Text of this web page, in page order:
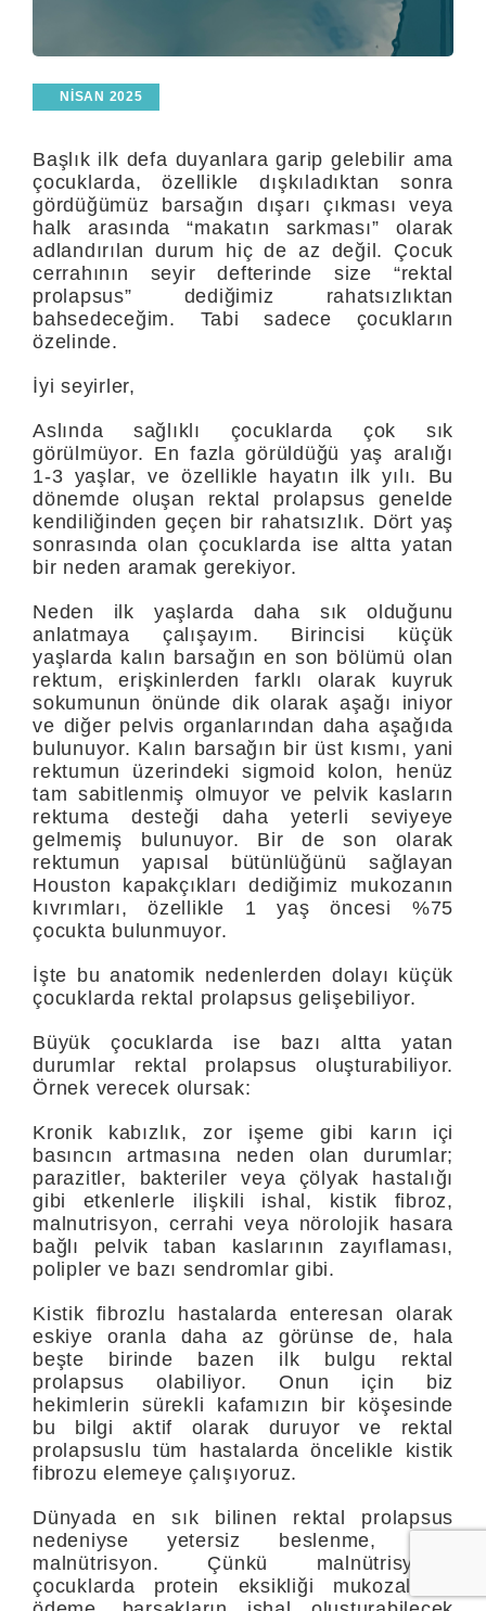
NISAN 2025
Başlık ilk defa duyanlara garip gelebilir ama
çocuklarda, özellikle dışkıladıktan sonra
gördüğümüz barsağın dışarı çıkması veya
halk arasında “makatın sarkması” olarak
adlandırılan durum hiç de az değil. Çocuk
cerrahının seyir defterinde size “rektal
prolapsus” dediğimiz rahatsızlıktan
bahsedeceğim. Tabi sadece çocukların
özelinde.
İyi seyirler,
Aslında sağlıklı çocuklarda çok sık
görülmüyor. En fazla görüldüğü yaş aralığı
1-3 yaşlar, ve özellikle hayatın ilk yılı. Bu
dönemde oluşan rektal prolapsus genelde
kendiliğinden geçen bir rahatsızlık. Dört yaş
sonrasında olan çocuklarda ise altta yatan
bir neden aramak gerekiyor.
Neden ilk yaşlarda daha sık olduğunu
anlatmaya çalışayım. Birincisi küçük
yaşlarda kalın barsağın en son bölümü olan
rektum, erişkinlerden farklı olarak kuyruk
sokumunun önünde dik olarak aşağı iniyor
ve diğer pelvis organlarından daha aşağıda
bulunuyor. Kalın barsağın bir üst kısmı, yani
rektumun üzerindeki sigmoid kolon, henüz
tam sabitlenmiş olmuyor ve pelvik kasların
rektuma desteği daha yeterli seviyeye
gelmemiş bulunuyor. Bir de son olarak
rektumun yapısal bütünlüğünü sağlayan
Houston kapakçıkları dediğimiz mukozanın
kıvrımları, özellikle 1 yaş öncesi %75
çocukta bulunmuyor.
İşte bu anatomik nedenlerden dolayı küçük
çocuklarda rektal prolapsus gelişebiliyor.
Büyük çocuklarda ise bazı altta yatan
durumlar rektal prolapsus oluşturabiliyor.
Örnek verecek olursak:
Kronik kabızlık, zor işeme gibi karın içi
basıncın artmasına neden olan durumlar;
parazitler, bakteriler veya çölyak hastalığı
gibi etkenlerle ilişkili ishal, kistik fibroz,
malnutrisyon, cerrahi veya nörolojik hasara
bağlı pelvik taban kaslarının zayıflaması,
polipler ve bazı sendromlar gibi.
Kistik fibrozlu hastalarda enteresan olarak
eskiye oranla daha az görünse de, hala
beşte birinde bazen ilk bulgu rektal
prolapsus olabiliyor. Onun için biz
hekimlerin sürekli kafamızın bir köşesinde
bu bilgi aktif olarak duruyor ve rektal
prolapsuslu tüm hastalarda öncelikle kistik
fibrozu elemeye çalışıyoruz.
Dünyada en sık bilinen rektal prolapsus
nedeniyse yetersiz beslenme, yani
malnütrisyon. Çünkü malnütrisyonlu
çocuklarda protein eksikliği mukozalarda